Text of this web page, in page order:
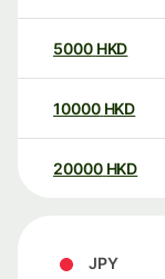
5000 HKD
10000 HKD
20000 HKD
JPY